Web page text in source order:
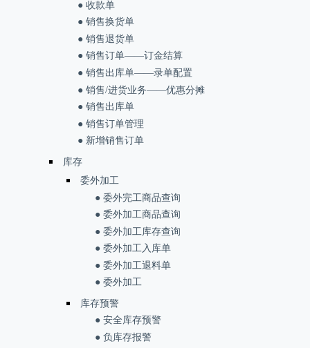
● 收款单
● 销售换货单
● 销售退货单
● 销售订单——订金结算
● 销售出库单——录单配置
● 销售/进货业务——优惠分摊
● 销售出库单
● 销售订单管理
● 新增销售订单
库存
委外加工
● 委外完工商品查询
● 委外加工商品查询
● 委外加工库存查询
● 委外加工入库单
● 委外加工退料单
● 委外加工
库存预警
● 安全库存预警
● 负库存报警